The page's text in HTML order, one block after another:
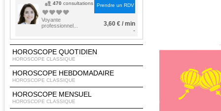
470 consultations
Voyante
professionnel...
Prendre un RDV
3,60 € / min
-
HOROSCOPE QUOTIDIEN
HOROSCOPE CLASSIQUE
HOROSCOPE HEBDOMADAIRE
HOROSCOPE CLASSIQUE
HOROSCOPE MENSUEL
HOROSCOPE CLASSIQUE